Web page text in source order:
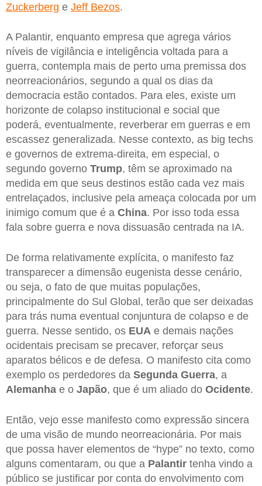
Zuckerberg e Jeff Bezos.
A Palantir, enquanto empresa que agrega vários
níveis de vigilância e inteligência voltada para a
guerra, contempla mais de perto uma premissa dos
neorreacionários, segundo a qual os dias da
democracia estão contados. Para eles, existe um
horizonte de colapso institucional e social que
poderá, eventualmente, reverberar em guerras e em
escassez generalizada. Nesse contexto, as big techs
e governos de extrema-direita, em especial, o
segundo governo Trump, têm se aproximado na
medida em que seus destinos estão cada vez mais
entrelaçados, inclusive pela ameaça colocada por um
inimigo comum que é a China. Por isso toda essa
fala sobre guerra e nova dissuasão centrada na IA.
De forma relativamente explícita, o manifesto faz
transparecer a dimensão eugenista desse cenário,
ou seja, o fato de que muitas populações,
principalmente do Sul Global, terão que ser deixadas
para trás numa eventual conjuntura de colapso e de
guerra. Nesse sentido, os EUA e demais nações
ocidentais precisam se precaver, reforçar seus
aparatos bélicos e de defesa. O manifesto cita como
exemplo os perdedores da Segunda Guerra, a
Alemanha e o Japão, que é um aliado do Ocidente.
Então, vejo esse manifesto como expressão sincera
de uma visão de mundo neorreacionária. Por mais
que possa haver elementos de “hype” no texto, como
alguns comentaram, ou que a Palantir tenha vindo a
público se justificar por conta do envolvimento com